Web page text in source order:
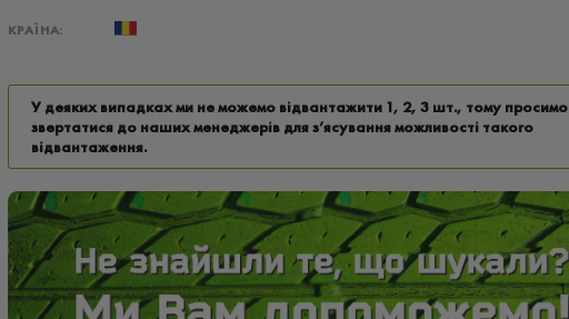
КРАЇНА:
У деяких випадках ми не можемо відвантажити 1, 2, 3 шт., тому просимо
звертатися до наших менеджерів для з’ясування можливості такого
відвантаження.